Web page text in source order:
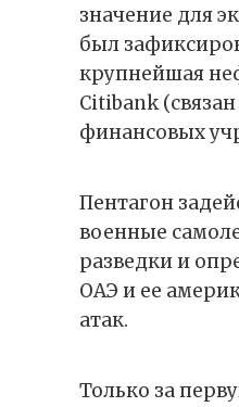
значение для
был
крупнейшая
Citibank
финансовых
Пентагон
военные
разведки и
ОАЭ и ее
атак.
Только за